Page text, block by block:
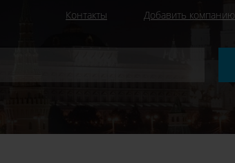
Контакты Добавить компанию